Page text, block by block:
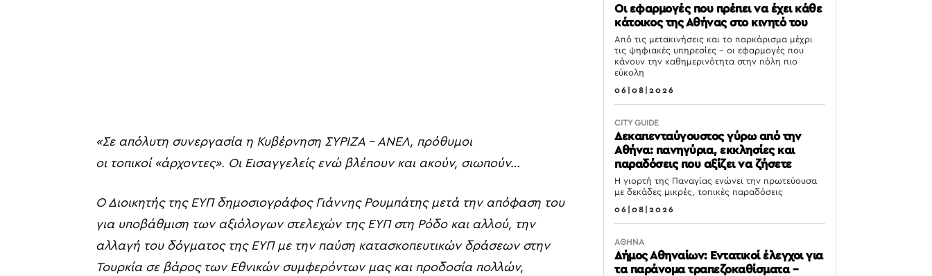
«Σε απόλυτη συνεργασία η Κυβέρνηση ΣΥΡΙΖΑ – ΑΝΕΛ, πρόθυμοι
οι τοπικοί «άρχοντες». Οι Εισαγγελείς ενώ βλέπουν και ακούν, σιωπούν…
Ο Διοικητής της ΕΥΠ δημοσιογράφος Γιάννης Ρουμπάτης μετά την απόφαση του
για υποβάθμιση των αξιόλογων στελεχών της ΕΥΠ στη Ρόδο και αλλού, την
αλλαγή του δόγματος της ΕΥΠ με την παύση κατασκοπευτικών δράσεων στην
Τουρκία σε βάρος των Εθνικών συμφερόντων μας και προδοσία πολλών,
Οι εφαρμογές που πρέπει να έχει κάθε
κάτοικος της Αθήνας στο κινητό του
Από τις μετακινήσεις και το παρκάρισμα μέχρι
τις ψηφιακές υπηρεσίες – οι εφαρμογές που
κάνουν την καθημερινότητα στην πόλη πιο
εύκολη
06|08|2026
CITY GUIDE
Δεκαπενταύγουστος γύρω από την
Αθήνα: πανηγύρια, εκκλησίες και
παραδόσεις που αξίζει να ζήσετε
Η γιορτή της Παναγίας ενώνει την πρωτεύουσα
με δεκάδες μικρές, τοπικές παραδόσεις
06|08|2026
ΑΘΗΝΑ
Δήμος Αθηναίων: Εντατικοί έλεγχοι για
τα παράνομα τραπεζοκαθίσματα –